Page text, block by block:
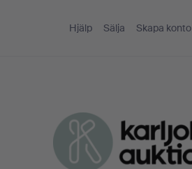
Hjälp Sälja Skapa konto